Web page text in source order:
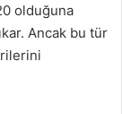
olduğuna
Ancak bu tür